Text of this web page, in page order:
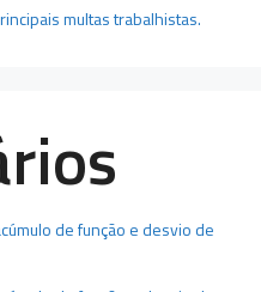
multas trabalhistas.
de função e desvio de